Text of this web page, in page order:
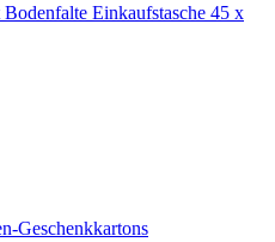
Einkaufstasche 45 x
Geschenkkartons